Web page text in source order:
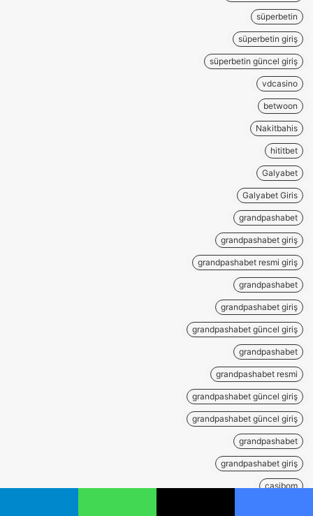
süperbetin
süperbetin giriş
süperbetin güncel giriş
vdcasino
betwoon
Nakitbahis
hititbet
Galyabet
Galyabet Giris
grandpashabet
grandpashabet giriş
grandpashabet resmi giriş
grandpashabet
grandpashabet giriş
grandpashabet güncel giriş
grandpashabet
grandpashabet resmi
grandpashabet güncel giriş
grandpashabet güncel giriş
grandpashabet
grandpashabet giriş
casibom